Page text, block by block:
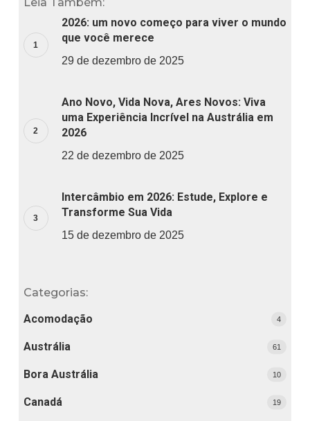
2026: um novo começo para viver o mundo
que você merece
29 de dezembro de 2025
Ano Novo, Vida Nova, Ares Novos: Viva
uma Experiência Incrível na Austrália em
2026
22 de dezembro de 2025
Intercâmbio em 2026: Estude, Explore e
Transforme Sua Vida
15 de dezembro de 2025
Categorias:
Acomodação
4
Austrália 61
Bora Austrália 10
Canadá 19